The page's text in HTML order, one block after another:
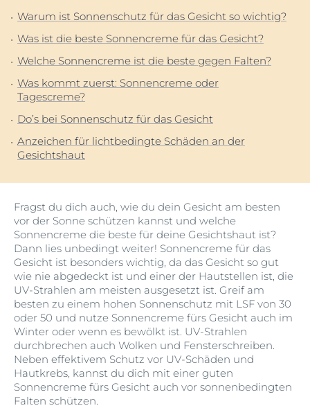
Warum ist Sonnenschutz für das Gesicht so wichtig?
Was ist die beste Sonnencreme für das Gesicht?
Welche Sonnencreme ist die beste gegen Falten?
Was kommt zuerst: Sonnencreme oder
Tagescreme?
Do’s bei Sonnenschutz für das Gesicht
Anzeichen für lichtbedingte Schäden an der
Gesichtshaut
Fragst du dich auch, wie du dein Gesicht am besten
vor der Sonne schützen kannst und welche
Sonnencreme die beste für deine Gesichtshaut ist?
Dann lies unbedingt weiter! Sonnencreme für das
Gesicht ist besonders wichtig, da das Gesicht so gut
wie nie abgedeckt ist und einer der Hautstellen ist, die
UV-Strahlen am meisten ausgesetzt ist. Greif am
besten zu einem hohen Sonnenschutz mit LSF von 30
oder 50 und nutze Sonnencreme fürs Gesicht auch im
Winter oder wenn es bewölkt ist. UV-Strahlen
durchbrechen auch Wolken und Fensterschreiben.
Neben effektivem Schutz vor UV-Schäden und
Hautkrebs, kannst du dich mit einer guten
Sonnencreme fürs Gesicht auch vor sonnenbedingten
Falten schützen.